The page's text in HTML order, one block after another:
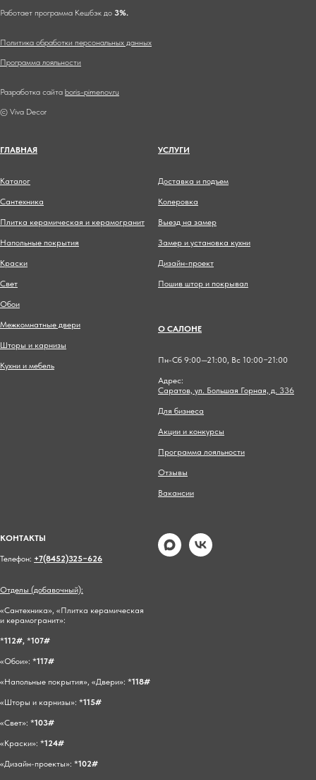
Работает программа Кешбэк до 3%.
Политика обработки персональных данных
Программа лояльности
Разработка сайта boris-pimenov.ru
© Viva Decor
ГЛАВНАЯ
Каталог
Сантехника
Плитка керамическая и керамогранит
Напольные покрытия
Краски
Свет
Обои
Межкомнатные двери
Шторы и карнизы
Кухни и мебель
УСЛУГИ
Доставка и подъем
Колеровка
Выезд на замер
Замер и установка кухни
Дизайн-проект
Пошив штор и покрывал
О САЛОНЕ
Пн-Сб 9:00—21:00, Вс 10:00−21:00
Адрес:
Саратов, ул. Большая Горная, д. 336
Для бизнеса
Акции и конкурсы
Программа лояльности
Отзывы
Вакансии
КОНТАКТЫ
Телефон: +7(8452)325−626
Отделы (добавочный):
«Сантехника», «Плитка керамическая
и керамогранит»:
*112#, *107#
«Обои»: *117#
«Напольные покрытия», «Двери»: *118#
«Шторы и карнизы»: *115#
«Свет»: *103#
«Краски»: *124#
«Дизайн-проекты»: *102#